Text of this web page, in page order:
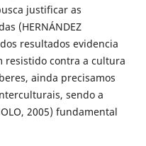
justificar as
(HERNÁNDEZ
resultados evidencia
resistido contra a cultura
ainda precisamos
sendo a
2005) fundamental